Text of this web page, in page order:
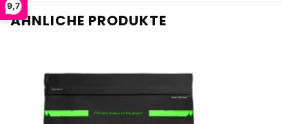
9,7
ÄHNLICHE PRODUKTE